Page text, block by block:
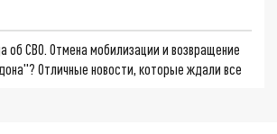
об СВО. Отмена мобилизации и возвращение
Отличные новости, которые ждали все